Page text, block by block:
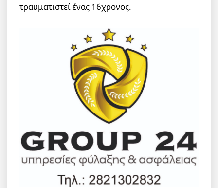
τραυματιστεί ένας 16χρονος.